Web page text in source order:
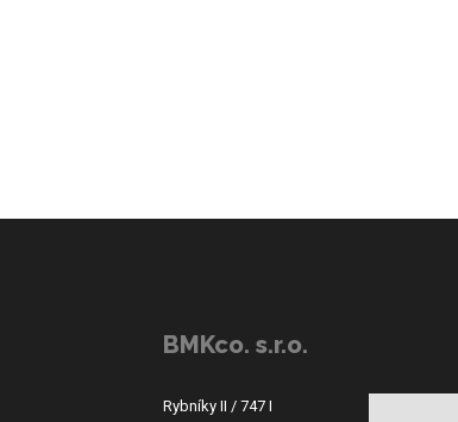
BMKco. s.r.o.
Rybníky II / 747 I